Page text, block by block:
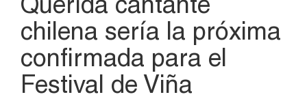
chilena sería la próxima
confirmada para el
Festival de Viña